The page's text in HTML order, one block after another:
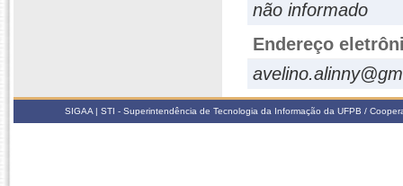
não informado
Endereço
SIGAA | STI - Superintendência de Tecnologia da Informação da UFPB /